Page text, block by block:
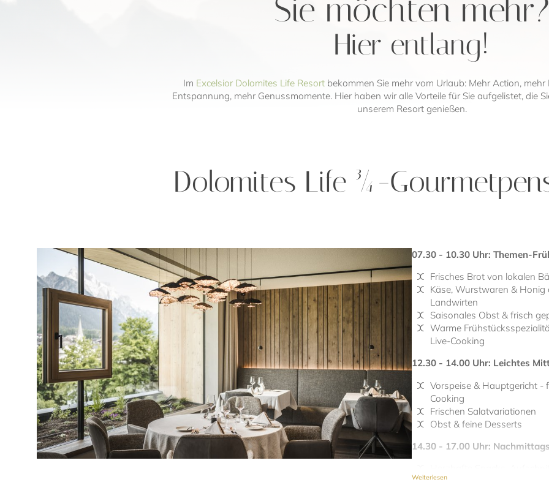
Sie möchten mehr?
Hier entlang!
Im Excelsior Dolomites Life Resort bekommen Sie mehr vom Urlaub: Mehr Action,
Entspannung, mehr Genussmomente. Hier haben wir alle Vorteile für Sie aufgelistet, die
unserem Resort genießen.
Dolomites Life ¾-
07.30 - 10.30 Uhr: Themen-
Frisches Brot von lokalen
Käse, Wurstwaren & Honig
Landwirten
Saisonales Obst & frisch
Warme
Live-Cooking
12.30 - 14.00 Uhr: Leichtes
Vorspeise & Hauptgericht -
Cooking
Frischen Salatvariationen
Obst & feine Desserts
14.30 - 17.00 Uhr:
Frisch gebackene Kuchen &
Weiterlesen